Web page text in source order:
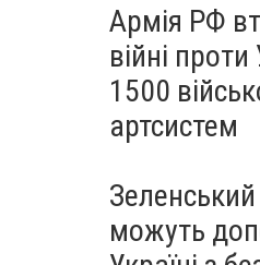
Армія РФ
війні
1500
артсистем
можуть